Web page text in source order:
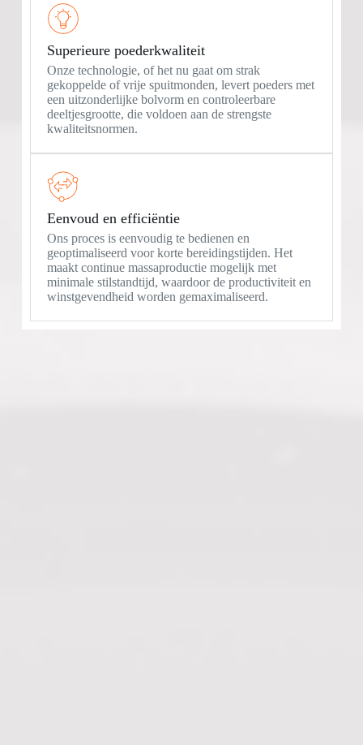
Superieure poederkwaliteit
Onze technologie, of het nu gaat om strak
gekoppelde of vrije spuitmonden, levert poeders met
een uitzonderlijke bolvorm en controleerbare
deeltjesgrootte, die voldoen aan de strengste
kwaliteitsnormen.
Eenvoud en efficiëntie
Ons proces is eenvoudig te bedienen en
geoptimaliseerd voor korte bereidingstijden. Het
maakt continue massaproductie mogelijk met
minimale stilstandtijd, waardoor de productiviteit en
winstgevendheid worden gemaximaliseerd.